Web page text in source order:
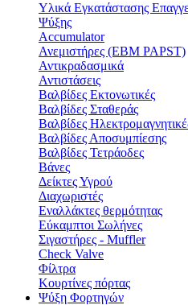
Υλικά Εγκατάστασης
Ψύξης
Accumulator
Ανεμιστήρες (ΕΒΜ PAPST)
Αντικραδασμικά
Αντιστάσεις
Βαλβίδες Εκτονωτικές
Βαλβίδες Σταθεράς
Βαλβίδες
Βαλβίδες Αποσυμπίεσης
Βαλβίδες Τετράοδες
Βάνες
Δείκτες Υγρού
Διαχωριστές
Εναλλάκτες θερμότητας
Εύκαμπτοι Σωλήνες
Σιγαστήρες - Muffler
Check Valve
Φίλτρα
Κουρτίνες πόρτας
Ψύξη Φορτηγών